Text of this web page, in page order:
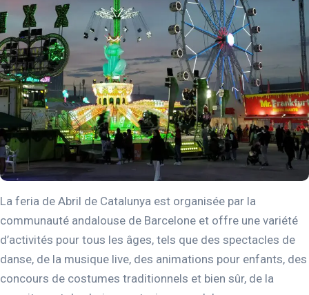
La feria de Abril de Catalunya est organisée par la
communauté andalouse de Barcelone et offre une variété
d’activités pour tous les âges, tels que des spectacles de
danse, de la musique live, des animations pour enfants, des
concours de costumes traditionnels et bien sûr, de la